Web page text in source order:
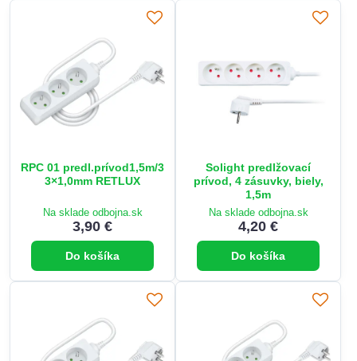
RPC 01 predl.prívod1,5m/3
3×1,0mm RETLUX
Na sklade odbojna.sk
3,90 €
Do košíka
Solight predlžovací
prívod, 4 zásuvky, biely,
1,5m
Na sklade odbojna.sk
4,20 €
Do košíka